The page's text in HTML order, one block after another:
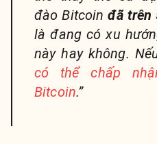
đào Bitcoinđã trên
là đang có xu
này hay không.
có thể chấp
Bitcoin.”